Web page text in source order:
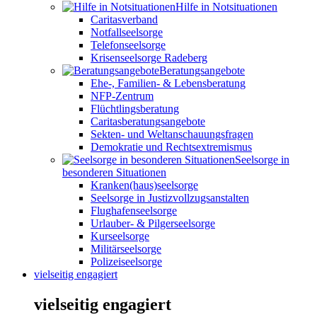
Hilfe in Notsituationen
Caritasverband
Notfallseelsorge
Telefonseelsorge
Krisenseelsorge Radeberg
Beratungsangebote
Ehe-, Familien- & Lebensberatung
NFP-Zentrum
Flüchtlingsberatung
Caritasberatungsangebote
Sekten- und Weltanschauungsfragen
Demokratie und Rechtsextremismus
Seelsorge in
besonderen Situationen
Kranken(haus)seelsorge
Seelsorge in Justizvollzugsanstalten
Flughafenseelsorge
Urlauber- & Pilgerseelsorge
Kurseelsorge
Militärseelsorge
Polizeiseelsorge
vielseitig engagiert
vielseitig engagiert